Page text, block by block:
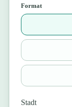
Format
Stadt